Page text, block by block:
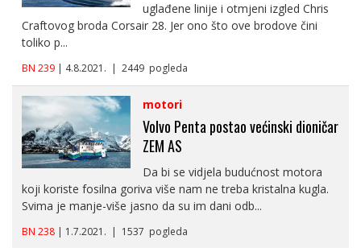
uglađene linije i otmjeni izgled Chris
Craftovog broda Corsair 28. Jer ono što ove brodove čini
toliko p...
BN 239 | 4.8.2021. | 2449 pogleda
motori
Volvo Penta postao većinski dioničar
ZEM AS
Da bi se vidjela budućnost motora
koji koriste fosilna goriva više nam ne treba kristalna kugla.
Svima je manje-više jasno da su im dani odb...
BN 238 | 1.7.2021. | 1537 pogleda